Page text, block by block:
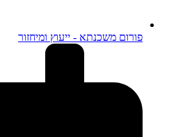
פורום משכנתא - ייעוץ ומיחזור